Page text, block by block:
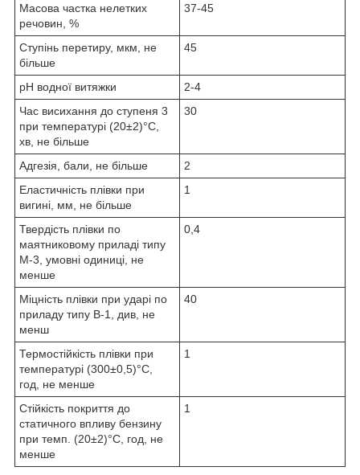
Масова частка нелетких
речовин, %
37-45
Ступінь перетиру, мкм, не
більше
45
рН водної витяжки
2-4
Час висихання до ступеня 3
при температурі (20±2)°С,
хв, не більше
30
Адгезія, бали, не більше
2
Еластичність плівки при
вигині, мм, не більше
1
Твердість плівки по
маятниковому приладі типу
М-3, умовні одиниці, не
менше
0,4
Міцність плівки при ударі по
приладу типу В-1, див, не
менш
40
Термостійкість плівки при
температурі (300±0,5)°С,
год, не менше
1
Стійкість покриття до
статичного впливу бензину
при темп. (20±2)°С, год, не
менше
1